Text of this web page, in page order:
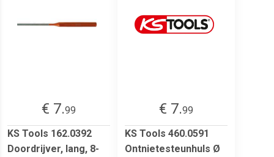
€ 7.99
KS Tools 162.0392
Doordrijver, lang, 8-
€ 7.99
KS Tools 460.0591
Ontnietesteunhuls Ø